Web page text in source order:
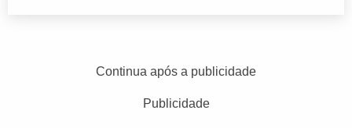
Continua após a publicidade
Publicidade